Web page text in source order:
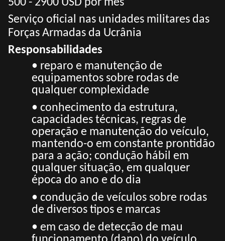
500 - 2900 USD por mês
Serviço oficial nas unidades militares das
Forças Armadas da Ucrânia
Responsabilidades
• reparo e manutenção de
equipamentos sobre rodas de
qualquer complexidade
• conhecimento da estrutura,
capacidades técnicas, regras de
operação e manutenção do veículo,
mantendo-o em constante prontidão
para a ação; condução hábil em
qualquer situação, em qualquer
época do ano e do dia
• condução de veículos sobre rodas
de diversos tipos e marcas
• em caso de detecção de mau